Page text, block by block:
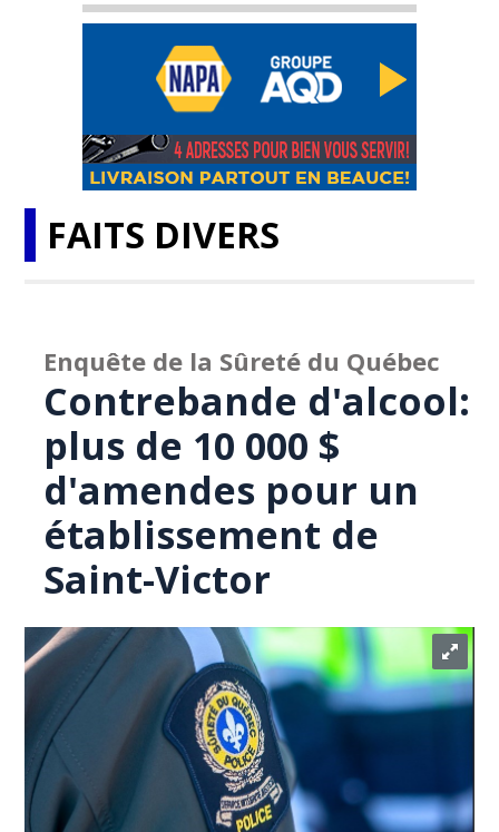
FAITS DIVERS
Enquête de la Sûreté du Québec
Contrebande d'alcool:
plus de 10 000 $
d'amendes pour un
établissement de
Saint-Victor